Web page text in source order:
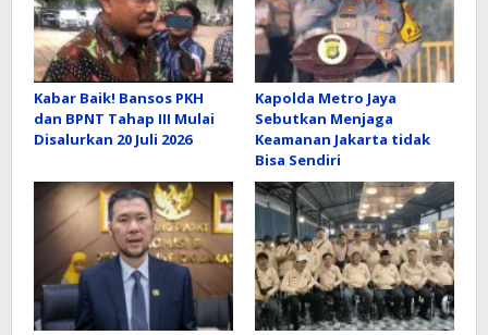
Kabar Baik! Bansos PKH
dan BPNT Tahap III Mulai
Disalurkan 20 Juli 2026
Kapolda Metro Jaya
Sebutkan Menjaga
Keamanan Jakarta tidak
Bisa Sendiri